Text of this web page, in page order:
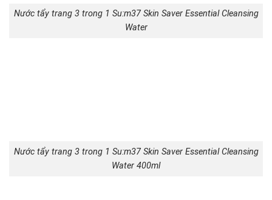
Nước tẩy trang 3 trong 1 Su:m37 Skin Saver Essential Cleansing
Water
Nước tẩy trang 3 trong 1 Su:m37 Skin Saver Essential Cleansing
Water 400ml